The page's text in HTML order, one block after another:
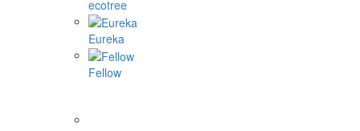
ecotree
Eureka
Fellow